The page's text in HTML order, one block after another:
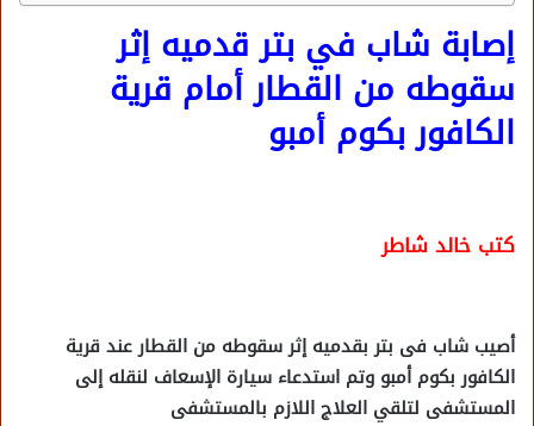
إصابة شاب في بتر قدميه إثر
سقوطه من القطار أمام قرية
الكافور بكوم أمبو
كتب خالد شاطر
أصيب شاب فى بتر بقدميه إثر سقوطه من القطار عند قرية
الكافور بكوم أمبو وتم استدعاء سيارة الإسعاف لنقله إلى
المستشفى لتلقي العلاج اللازم بالمستشفى